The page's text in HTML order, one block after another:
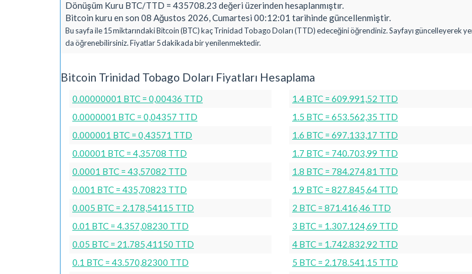
Dönüşüm Kuru BTC/TTD = 435708.23 değeri üzerinden hesaplanmıştır.
Bitcoin kuru en son 08 Ağustos 2026, Cumartesi 00:12:01 tarihinde güncellenmiştir.
Bu sayfa ile 15 miktarındaki Bitcoin (BTC) kaç Trinidad Tobago Doları (TTD) edeceğini öğrendiniz. Sayfayı güncelleyerek
da öğrenebilirsiniz. Fiyatlar 5 dakikada bir yenilenmektedir.
Bitcoin Trinidad Tobago Doları Fiyatları Hesaplama
0.00000001 BTC = 0,00436 TTD
0.0000001 BTC = 0,04357 TTD
0.000001 BTC = 0,43571 TTD
0.00001 BTC = 4,35708 TTD
0.0001 BTC = 43,57082 TTD
0.001 BTC = 435,70823 TTD
0.005 BTC = 2.178,54115 TTD
0.01 BTC = 4.357,08230 TTD
0.05 BTC = 21.785,41150 TTD
0.1 BTC = 43.570,82300 TTD
1.4 BTC = 609.991,52 TTD
1.5 BTC = 653.562,35 TTD
1.6 BTC = 697.133,17 TTD
1.7 BTC = 740.703,99 TTD
1.8 BTC = 784.274,81 TTD
1.9 BTC = 827.845,64 TTD
2 BTC = 871.416,46 TTD
3 BTC = 1.307.124,69 TTD
4 BTC = 1.742.832,92 TTD
5 BTC = 2.178.541,15 TTD